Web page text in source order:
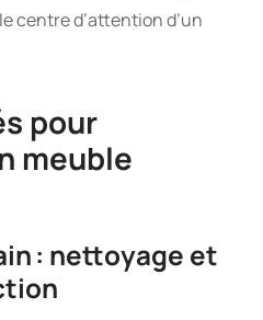
centre d’attention d’un
pour
meuble
: nettoyage et